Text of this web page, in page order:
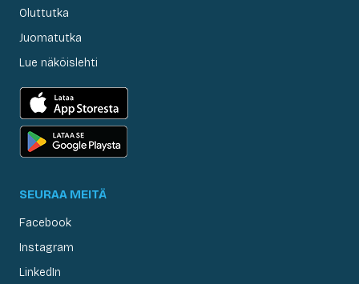
Oluttutka
Juomatutka
Lue näköislehti
SEURAA MEITÄ
Facebook
Instagram
LinkedIn